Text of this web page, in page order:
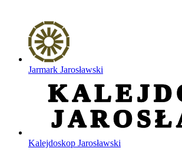
Jarmark Jarosławski
Kalejdoskop Jarosławski